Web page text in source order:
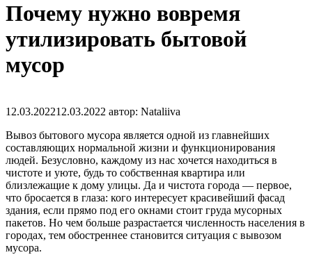
Почему нужно вовремя
утилизировать бытовой
мусор
12.03.202212.03.2022 автор: Nataliiva
Вывоз бытового мусора является одной из главнейших
составляющих нормальной жизни и функционирования
людей. Безусловно, каждому из нас хочется находиться в
чистоте и уюте, будь то собственная квартира или
близлежащие к дому улицы. Да и чистота города — первое,
что бросается в глаза: кого интересует красивейший фасад
здания, если прямо под его окнами стоит груда мусорных
пакетов. Но чем больше разрастается численность населения в
городах, тем обостреннее становится ситуация с вывозом
мусора.